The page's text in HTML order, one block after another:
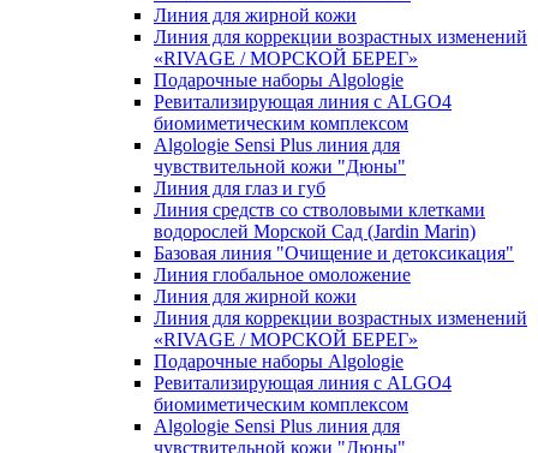
Линия для жирной кожи
Линия для коррекции возрастных изменений
«RIVAGE / МОРСКОЙ БЕРЕГ»
Подарочные наборы Algologie
Ревитализирующая линия с ALGO4
биомиметическим комплексом
Algologie Sensi Plus линия для
чувcтвительной кожи "Дюны"
Линия для глаз и губ
Линия средств со стволовыми клетками
водорослей Морской Сад (Jardin Marin)
Базовая линия "Очищение и детоксикация"
Линия глобальное омоложение
Линия для жирной кожи
Линия для коррекции возрастных изменений
«RIVAGE / МОРСКОЙ БЕРЕГ»
Подарочные наборы Algologie
Ревитализирующая линия с ALGO4
биомиметическим комплексом
Algologie Sensi Plus линия для
чувcтвительной кожи "Дюны"